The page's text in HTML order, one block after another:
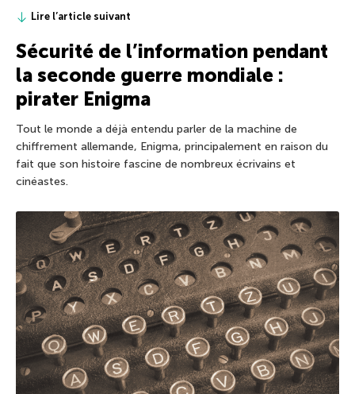
Lire l’article suivant
Sécurité de l’information pendant
la seconde guerre mondiale :
pirater Enigma
Tout le monde a déjà entendu parler de la machine de
chiffrement allemande, Enigma, principalement en raison du
fait que son histoire fascine de nombreux écrivains et
cinéastes.